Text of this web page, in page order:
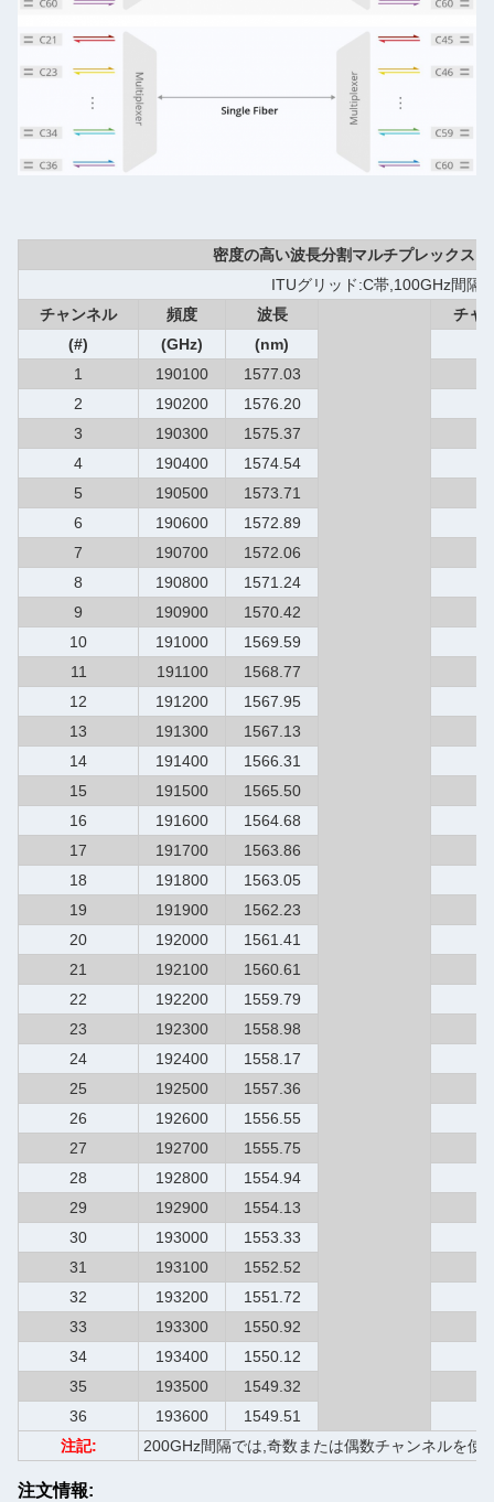
密度の高い波長分割マルチプレックス
ITUグリッド:C帯,100GHz間隔
チャンネル
頻度 波長
チャ
(#)
(GHz) (nm)
1
190100 1577.03
2
190200 1576.20
3
190300 1575.37
4
190400 1574.54
5
190500 1573.71
6
190600 1572.89
7
190700 1572.06
8
190800 1571.24
9
190900 1570.42
10
191000 1569.59
11
191100 1568.77
12
191200 1567.95
13
191300 1567.13
14
191400 1566.31
15
191500 1565.50
16
191600 1564.68
17
191700 1563.86
18
191800 1563.05
19
191900 1562.23
20
192000 1561.41
21
192100 1560.61
22
192200 1559.79
23
192300 1558.98
24
192400 1558.17
25
192500 1557.36
26
192600 1556.55
27
192700 1555.75
28
192800 1554.94
29
192900 1554.13
30
193000 1553.33
31
193100 1552.52
32
193200 1551.72
33
193300 1550.92
34
193400 1550.12
35
193500 1549.32
36
193600 1549.51
注記:
200GHz間隔では,奇数または偶数チャンネルを使
注文情報: